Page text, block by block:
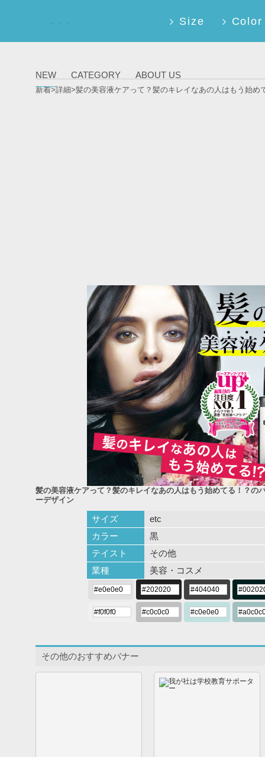
キレイなあの
まとめサイ
ト - bana-
na(バナーな)
Size Color
NEW CATEGORY ABOUT US
新着>詳細>髪の美容液ケアって？髪のキレイなあの人はもう始め
髪の美容液ケアって？髪のキレイなあの人はもう始めてる！？の
ーデザイン
サイズ
etc
カラー
黒
テイスト
その他
業種
美容・コスメ
その他のおすすめバナー